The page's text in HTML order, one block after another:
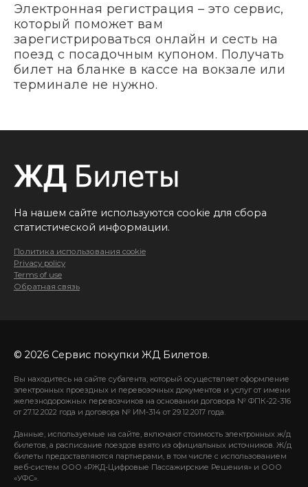
Электронная регистрация – это сервис,
который поможет вам
зарегистрироваться онлайн и сесть на
поезд с посадочным купоном. Получать
билет на бланке в кассе на вокзале или
терминале не нужно.
На нашем сайте используются cookie для сбора
статистической информации.
Политика использования cookie
Privacy policy
Terms of use
Обратная связь
© 2026 Сервис покупки ЖД Билетов.
Вы находитесь на сайте субагента, который осуществляет оформление
электронных проездных и перевозочных документов и услуг от имени
железнодорожных перевозчиков на основании договора № ФПК-22-316
от 27.12.2022 года и договора № ИМ-314 от 29.12.2017 года.
Данные, используемые на сайте, включают стоимость электронных ж/д
билетов, а расписание поездов взято из официальных источников. Ж/д
билеты предоставляются партнерами, в том числе с использованием
веб-систем ООО «РЖД-Цифровые Пассажирские Решения» и ООО
«УФС».